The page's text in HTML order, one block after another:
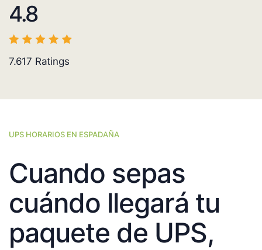
4.8
7.617 Ratings
UPS HORARIOS EN ESPADAÑA
Cuando sepas
cuándo llegará tu
paquete de UPS,